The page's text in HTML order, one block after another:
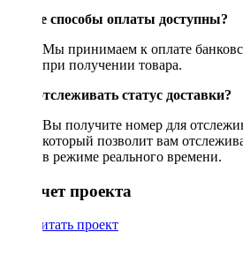
Какие способы оплаты доступны?
Мы принимаем к оплате
при получении товара.
Как отслеживать статус доставки?
Вы получите номер для
который позволит вам
в режиме реального времени.
Рассчет проекта
Рассчитать проект